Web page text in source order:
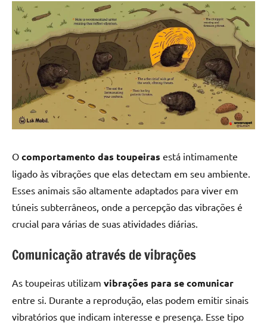
O comportamento das toupeiras está intimamente
ligado às vibrações que elas detectam em seu ambiente.
Esses animais são altamente adaptados para viver em
túneis subterrâneos, onde a percepção das vibrações é
crucial para várias de suas atividades diárias.
Comunicação através de vibrações
As toupeiras utilizam vibrações para se comunicar
entre si. Durante a reprodução, elas podem emitir sinais
vibratórios que indicam interesse e presença. Esse tipo